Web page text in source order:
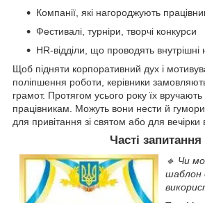
Компанії, які нагороджують
Фестивалі, турніри, творчі конкурси
HR-відділи, що проводять внутрішні
Щоб підняти корпоративний дух і
поліпшення роботи, керівники
грамот. Протягом усього року їх
працівникам. Можуть вони нести й
для привітання зі святом або для вечірки
Часті запитання
🔹 Чи
шаблон